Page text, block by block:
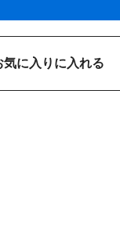
気に入りに入れる